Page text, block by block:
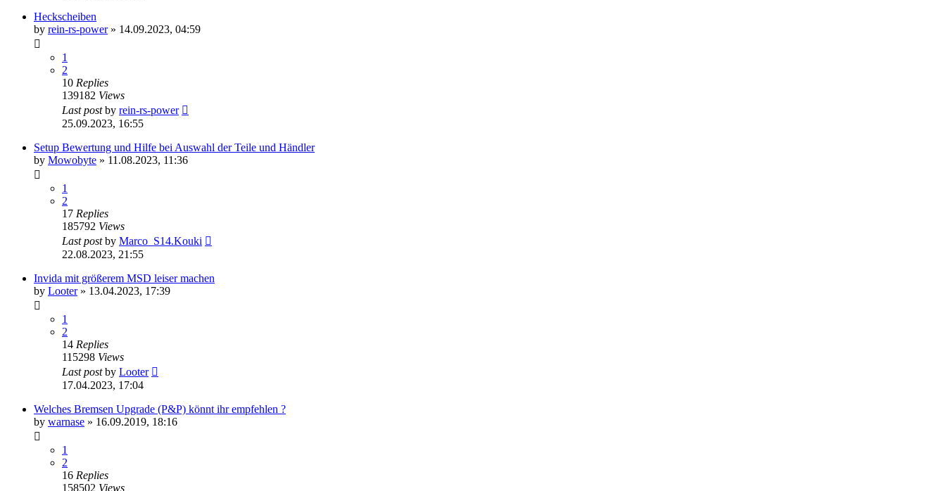
Heckscheiben
by rein-rs-power» 14.09.2023, 04:59
1
2
10 Replies
139182 Views
Last postby rein-rs-power
25.09.2023, 16:55
Setup Bewertung und Hilfe bei Auswahl der Teile und Händler
by Mowobyte » 11.08.2023, 11:36
1
2
17 Replies
185792 Views
Last postby Marco_S14.Kouki
22.08.2023, 21:55
Invida mit größerem MSD leiser machen
by Looter» 13.04.2023, 17:39
1
2
14 Replies
115298 Views
Last postby Looter
17.04.2023, 17:04
Welches Bremsen Upgrade (P&P) könnt ihr empfehlen ?
by warnase » 16.09.2019, 18:16
1
2
16 Replies
158502 Views